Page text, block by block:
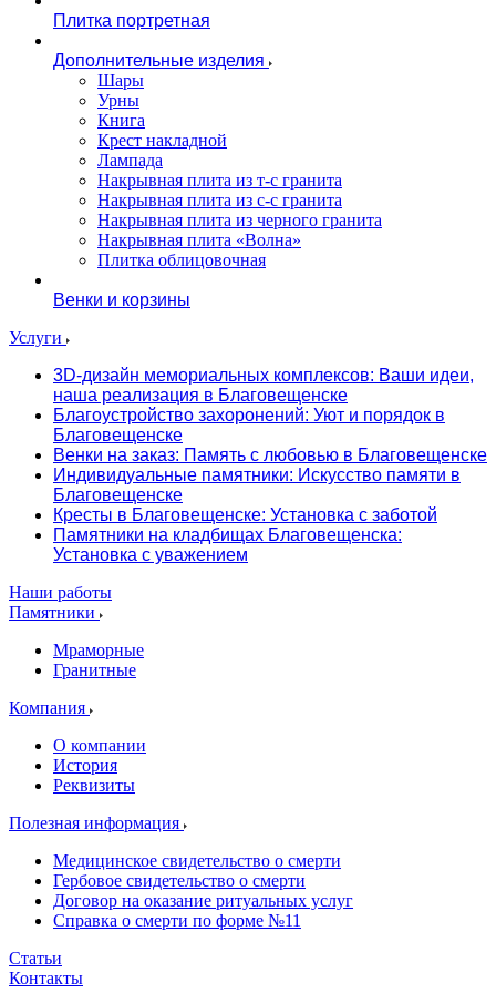
Плитка портретная
Дополнительные изделия
Шары
Урны
Книга
Крест накладной
Лампада
Накрывная плита из т-с гранита
Накрывная плита из с-с гранита
Накрывная плита из черного гранита
Накрывная плита «Волна»
Плитка облицовочная
Венки и корзины
Услуги
3D-дизайн мемориальных комплексов: Ваши идеи,
наша реализация в Благовещенске
Благоустройство захоронений: Уют и порядок в
Благовещенске
Венки на заказ: Память с любовью в Благовещенске
Индивидуальные памятники: Искусство памяти в
Благовещенске
Кресты в Благовещенске: Установка с заботой
Памятники на кладбищах Благовещенска:
Установка с уважением
Наши работы
Памятники
Мраморные
Гранитные
Компания
О компании
История
Реквизиты
Полезная информация
Медицинское свидетельство о смерти
Гербовое свидетельство о смерти
Договор на оказание ритуальных услуг
Справка о смерти по форме №11
Статьи
Контакты